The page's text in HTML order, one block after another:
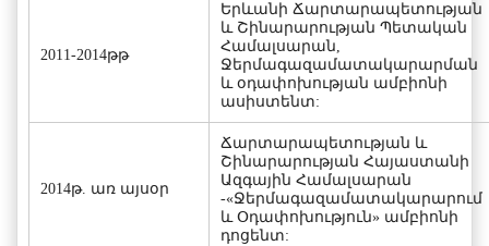
2011-2014թթ
Երևանի Ճարտարապետության
և Շինարարության Պետական
Համալսարան,
Ջերմագազամատակարարման
և օդափոխության ամբիոնի
ասիստենտ:
2014թ. առ այսօր
Ճարտարապետության և
Շինարարության Հայաստանի
Ազգային Համալսարան
-«Ջերմագազամատակարարում
և Օդափոխություն» ամբիոնի
դոցենտ: